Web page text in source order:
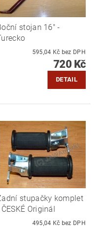
stojan 16" -
595,04 Kč bez DPH
720 Kč
DETAIL
stupačky komplet
Originál
495,04 Kč bez DPH